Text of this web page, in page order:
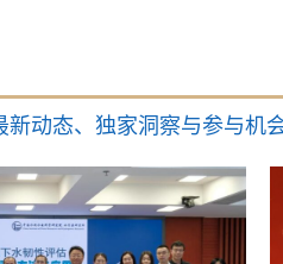
动态、独家洞察与参与机